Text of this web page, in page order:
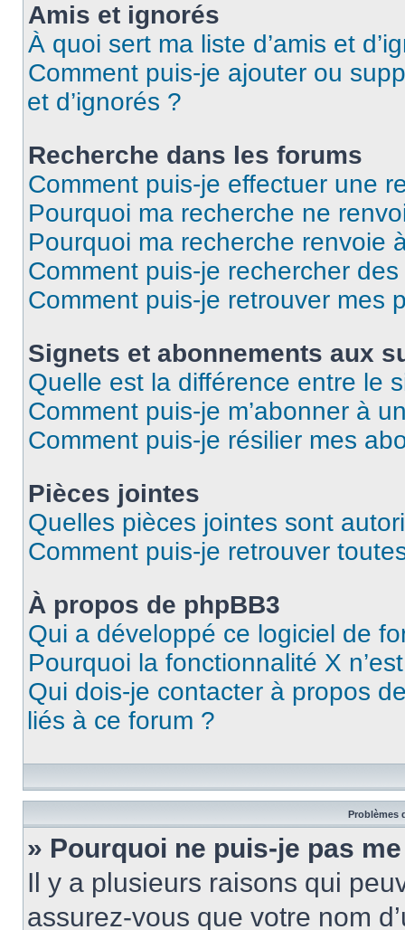
Amis et ignorés
À quoi sert ma liste d’amis et
Comment puis-je ajouter ou
et d’ignorés ?
Recherche dans les forums
Comment puis-je effectuer une
Pourquoi ma recherche ne
Pourquoi ma recherche renvoie
Comment puis-je rechercher
Comment puis-je retrouver mes
Signets et abonnements aux
Quelle est la différence entre le
Comment puis-je m’abonner à
Comment puis-je résilier mes
Pièces jointes
Quelles pièces jointes sont
Comment puis-je retrouver
À propos de phpBB3
Qui a développé ce logiciel de
Pourquoi la fonctionnalité X
Qui dois-je contacter à propos
liés à ce forum ?
Problèmes
» Pourquoi ne puis-je pas
Il y a plusieurs raisons qui
assurez-vous que votre nom